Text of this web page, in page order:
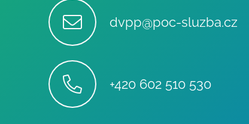
dvpp@poc-sluzba.cz
+420 602 510 530